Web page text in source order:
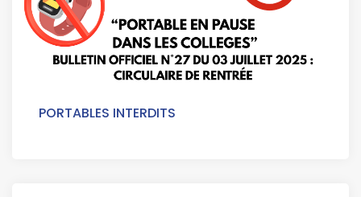
PORTABLES INTERDITS